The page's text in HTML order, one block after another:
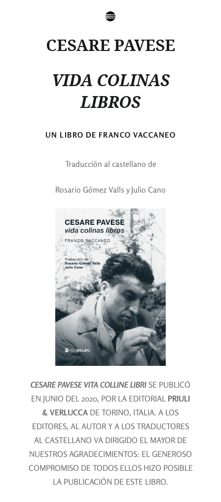
CESARE PAVESE
VIDA COLINAS
LIBROS
UN LIBRO DE FRANCO VACCANEO
Traducción al castellano de
Rosario Gómez Valls y Julio Cano
CESARE PAVESE VITA COLLINE LIBRI SE PUBLICÓ
EN JUNIO DEL 2020, POR LA EDITORIAL PRIULI
& VERLUCCA DE TORINO, ITALIA. A LOS
EDITORES, AL AUTOR Y A LOS TRADUCTORES
AL CASTELLANO VA DIRIGIDO EL MAYOR DE
NUESTROS AGRADECIMIENTOS: EL GENEROSO
COMPROMISO DE TODOS ELLOS HIZO POSIBLE
LA PUBLICACIÓN DE ESTE LIBRO.